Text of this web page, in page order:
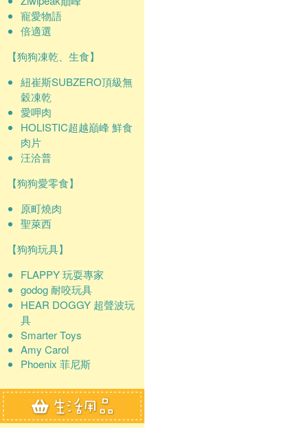
寵愛物語
倍適選
【狗狗凍乾、生食】
紐崔斯SUBZERO頂級無
穀凍乾
愛呷肉
HOLISTIC超越巔峰 鮮食
肉片
汪洽普
【狗狗愛零食】
原町燒肉
聖萊西
【狗狗玩具】
FLAPPY 玩耍專家
godog 耐咬玩具
HEAR DOGGY 超聲波玩
具
Smarter Toys
Amy Carol
Phoenix 菲尼斯